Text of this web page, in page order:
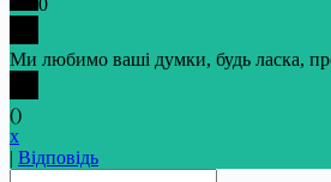
0
Ми любимо ваші думки, будь ласка,
()
x
| Відповідь